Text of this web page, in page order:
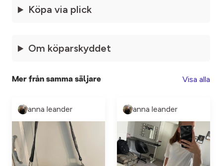
Köpa via plick
Om köparskyddet
Mer från samma säljare Visa alla
anna leander anna leander